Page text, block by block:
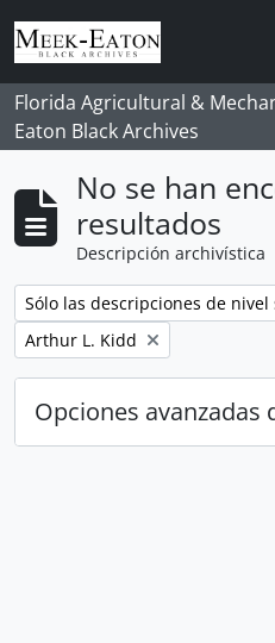
Skip to main content
Florida Agricultural &
Eaton Black Archives
No se han
resultados
Descripción archivística
Remove filter:
Sólo las descripciones de
Remove filter:
Arthur L. Kidd
Opciones avanzadas